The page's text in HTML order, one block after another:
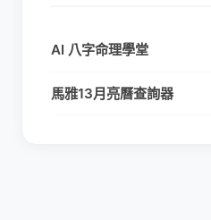
AI 八字命理學堂
馬雅13月亮曆查詢器